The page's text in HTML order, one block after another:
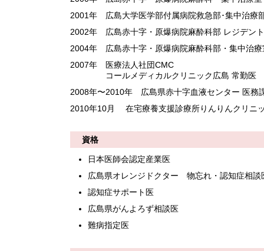
2001年 広島大学医学部付属病院救急部･集中治療
2002年 広島赤十字・原爆病院麻酔科部 レジデント
2004年 広島赤十字・原爆病院麻酔科部・集中治療
2007年 医療法人社団CMC
コールメディカルクリニック広島 常勤医
2008年〜2010年 広島県赤十字血液センター 医務
2010年10月 在宅療養支援診療所りんりんクリニ
資格
日本医師会認定産業医
広島県オレンジドクター 物忘れ・認知症相談
認知症サポート医
広島県がんよろず相談医
難病指定医